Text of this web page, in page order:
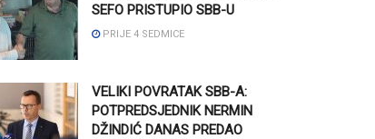
SEFO PRISTUPIO SBB-U
PRIJE 4 SEDMICE
VELIKI POVRATAK SBB-A:
POTPREDSJEDNIK NERMIN
DŽINDIĆ DANAS PREDAO